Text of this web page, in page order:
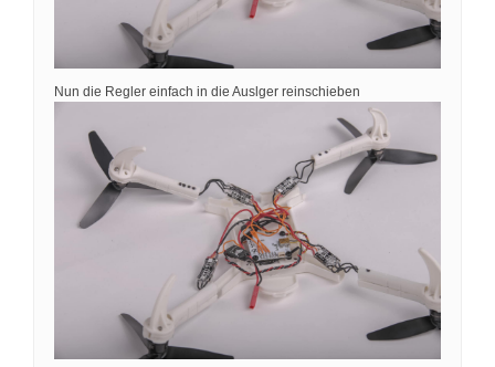
Nun die Regler einfach in die Auslger reinschieben